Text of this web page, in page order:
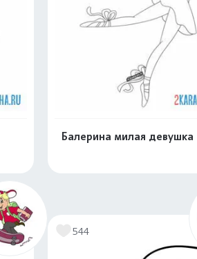
Балерина милая девушка
544